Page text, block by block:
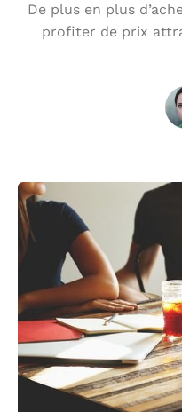
De plus en plus
profiter de prix